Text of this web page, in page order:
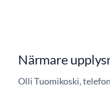
Närmare
Olli Tuomikoski,